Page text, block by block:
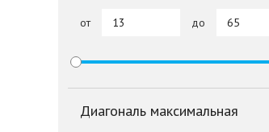
от до
Диагональ максимальная